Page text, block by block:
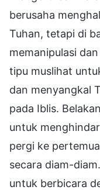
berusaha
Tuhan, tetapi di
memanipulasi
tipu muslihat
dan menyangkal
pada Iblis.
untuk
pergi ke
secara diam-
untuk berbicara